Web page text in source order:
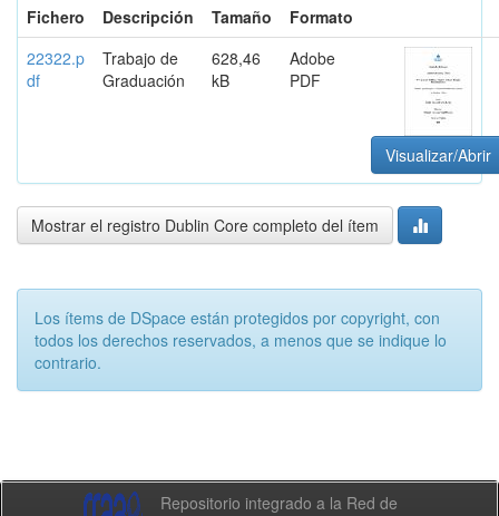
Fichero
Descripción Tamaño
Formato
22322.p
df
Trabajo de
Graduación
628,46
kB
Adobe
PDF
Visualizar/Abrir
Mostrar el registro Dublin Core completo del ítem
Los ítems de DSpace están protegidos por copyright, con
todos los derechos reservados, a menos que se indique lo
contrario.
Repositorio integrado a la Red de